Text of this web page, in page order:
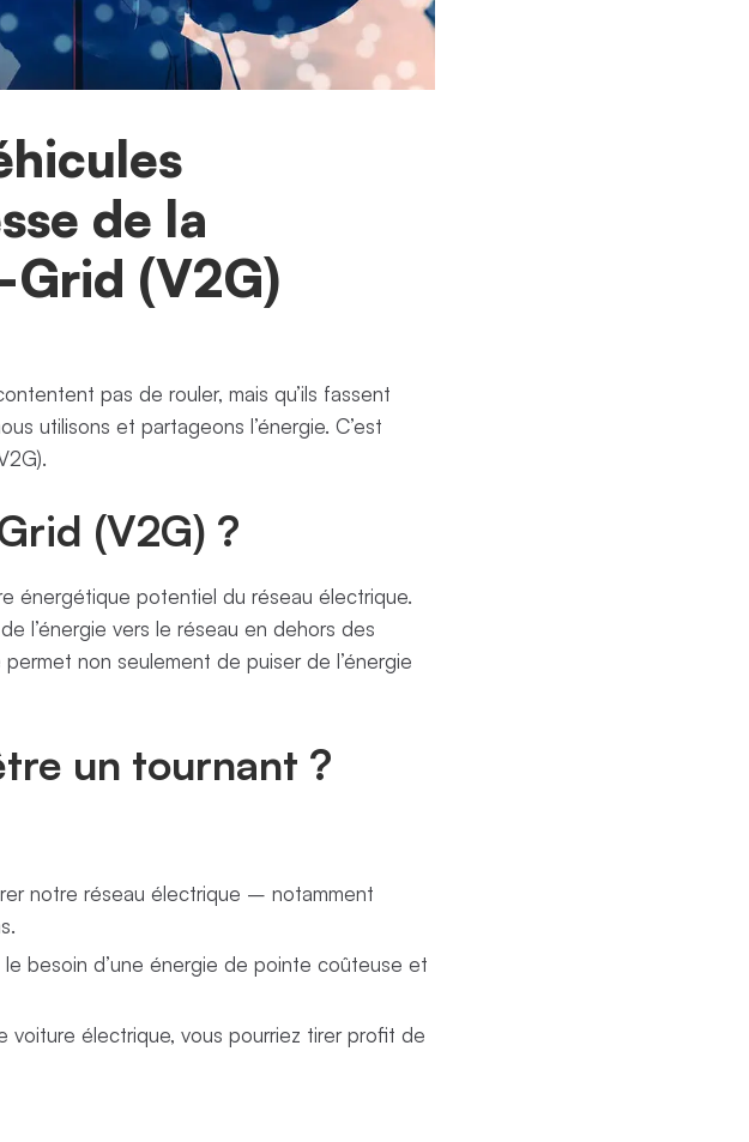
de la
(V2G)
pas de rouler, mais qu’ils fassent
utilisons et partageons l’énergie. C’est
(V2G) ?
énergétique potentiel du réseau électrique.
l’énergie vers le réseau en dehors des
non seulement de puiser de l’énergie
un tournant ?
notre réseau électrique – notamment
besoin d’une énergie de pointe coûteuse et
voiture électrique, vous pourriez tirer profit de